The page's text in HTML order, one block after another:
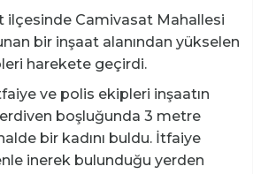
ilçesinde Camivasat Mahallesi
bir inşaat alanından yükselen
harekete geçirdi.
ve polis ekipleri inşaatın
boşluğunda 3 metre
bir kadını buldu. İtfaiye
inerek bulunduğu yerden